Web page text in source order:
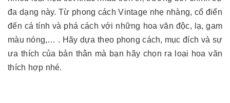
đa dạng này. Từ phong cách Vintage nhẹ nhàng, cổ điển
đến cá tính và phá cách với những hoa văn độc, lạ, gam
màu nóng,… . Hãy dựa theo phong cách, mục đích và sự
ưa thích của bản thân mà bạn hãy chọn ra loại hoa văn
thích hợp nhé.